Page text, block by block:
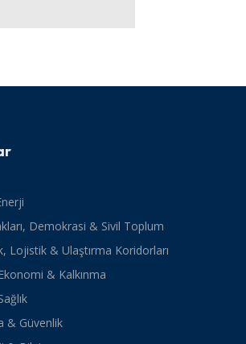
Demokrasi & Sivil Toplum
Lojistik & Ulaştırma Koridorları
& Kalkınma
& Güvenlik